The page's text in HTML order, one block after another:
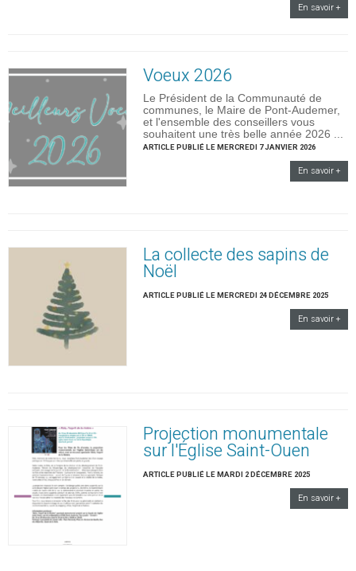
En savoir +
Voeux 2026
Le Président de la Communauté de
communes, le Maire de Pont-Audemer,
et l'ensemble des conseillers vous
souhaitent une très belle année 2026 ...
ARTICLE PUBLIÉ LE MERCREDI 7 JANVIER 2026
En savoir +
La collecte des sapins de
Noël
ARTICLE PUBLIÉ LE MERCREDI 24 DÉCEMBRE 2025
En savoir +
Projection monumentale
sur l'Église Saint-Ouen
ARTICLE PUBLIÉ LE MARDI 2 DÉCEMBRE 2025
En savoir +